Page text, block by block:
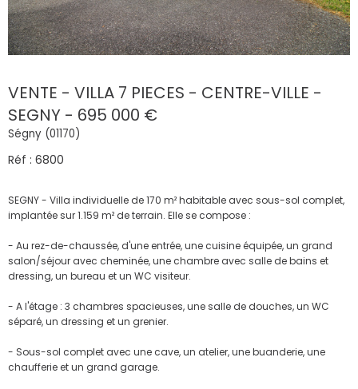
VENTE - VILLA 7 PIECES - CENTRE-VILLE -
SEGNY - 695 000 €
Ségny (01170)
Réf : 6800
SEGNY - Villa individuelle de 170 m² habitable avec sous-sol complet,
implantée sur 1.159 m² de terrain. Elle se compose :
- Au rez-de-chaussée, d'une entrée, une cuisine équipée, un grand
salon/séjour avec cheminée, une chambre avec salle de bains et
dressing, un bureau et un WC visiteur.
- A l'étage : 3 chambres spacieuses, une salle de douches, un WC
séparé, un dressing et un grenier.
- Sous-sol complet avec une cave, un atelier, une buanderie, une
chaufferie et un grand garage.